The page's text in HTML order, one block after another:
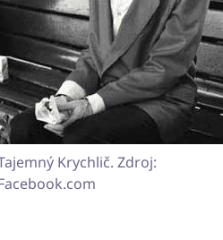
Krychlič. Zdroj: